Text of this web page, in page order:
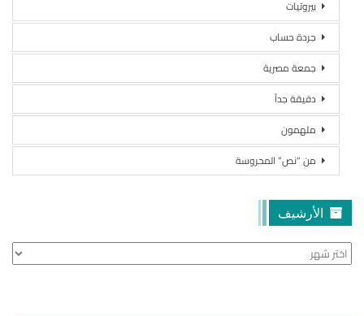
بيروتيات
جردة حساب
جمعة مصرية
دقيقة جداً
ملهمون
من “نص” المحروسة
الأرشيف
الأرشيف